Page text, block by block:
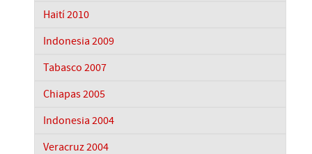
Haití 2010
Indonesia 2009
Tabasco 2007
Chiapas 2005
Indonesia 2004
Veracruz 2004